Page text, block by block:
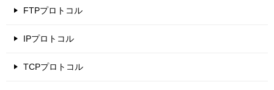
FTPプロトコル
IPプロトコル
TCPプロトコル